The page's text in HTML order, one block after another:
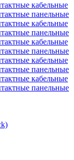
кабельные
панельные
кабельные
панельные
кабельные
панельные
кабельные
панельные
кабельные
панельные